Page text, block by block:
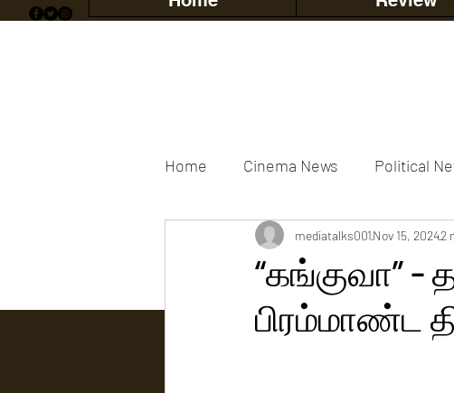
Home Cinema News Political
Movies Gallery Actress Gallery
Tv news
“கங்குவா” -
பிரம்மாண்ட
mediatalks001Nov 15, 20242